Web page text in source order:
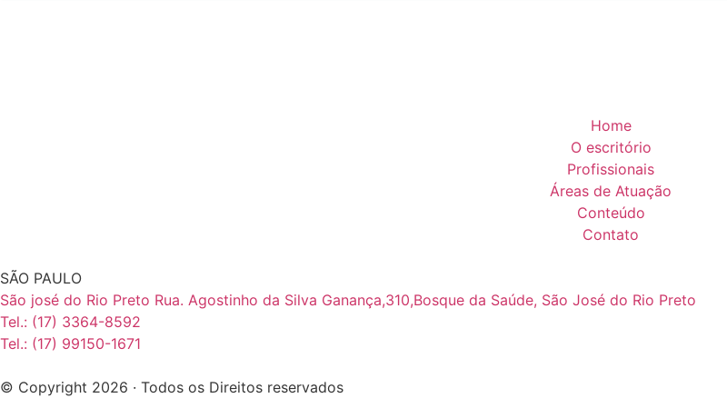
Home
O escritório
Profissionais
Áreas de Atuação
Conteúdo
Contato
SÃO PAULO
São josé do Rio Preto Rua. Agostinho da Silva Ganança,310,Bosque da Saúde, São José do Rio Preto
Tel.: (17) 3364-8592
Tel.: (17) 99150-1671
© Copyright 2026 · Todos os Direitos reservados